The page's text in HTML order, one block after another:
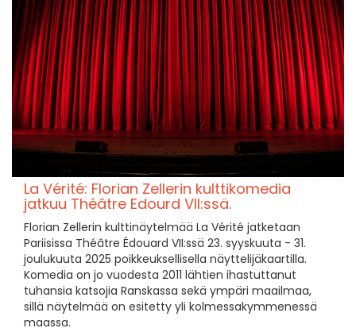
La Vérité: Florian Zellerin kulttikomedia
jatkuu Théâtre Edourd VII:ssä.
Florian Zellerin kulttinäytelmää La Vérité jatketaan
Pariisissa Théâtre Édouard VII:ssä 23. syyskuuta - 31.
joulukuuta 2025 poikkeuksellisella näyttelijäkaartilla.
Komedia on jo vuodesta 2011 lähtien ihastuttanut
tuhansia katsojia Ranskassa sekä ympäri maailmaa,
sillä näytelmää on esitetty yli kolmessakymmenessä
maassa.